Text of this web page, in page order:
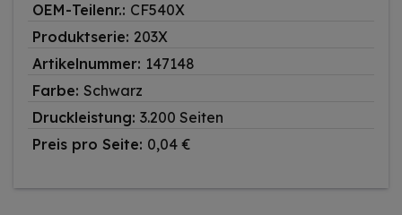
OEM-Teilenr.: CF540X
Produktserie: 203X
Artikelnummer: 147148
Farbe: Schwarz
Druckleistung: 3.200 Seiten
Preis pro Seite: 0,04 €